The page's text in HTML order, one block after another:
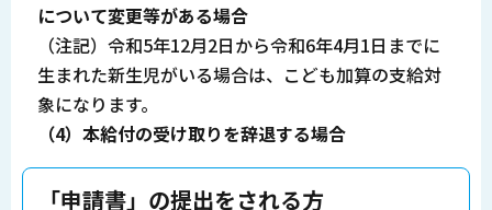
について変更等がある場合
（注記）令和5年12月2日から令和6年4月1日までに
生まれた新生児がいる場合は、こども加算の支給対
象になります。
（4）本給付の受け取りを辞退する場合
「申請書」の提出をされる方